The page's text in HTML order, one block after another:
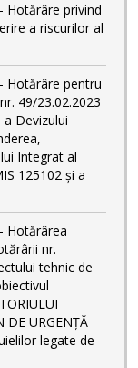
Hotărâre privind
a riscurilor al
Hotărâre pentru
49/23.02.2023
Devizului
Integrat al
125102 și a
Hotărârea
nr.
tehnic de
DE URGENȚĂ
legate de